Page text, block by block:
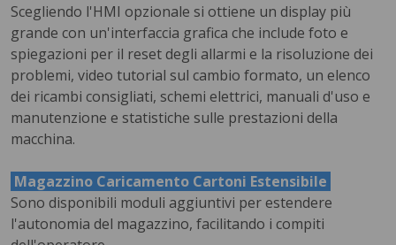
Scegliendo l'HMI opzionale si ottiene un display più
grande con un'interfaccia grafica che include foto e
spiegazioni per il reset degli allarmi e la risoluzione dei
problemi, video tutorial sul cambio formato, un elenco
dei ricambi consigliati, schemi elettrici, manuali d'uso e
manutenzione e statistiche sulle prestazioni della
macchina.
Magazzino Caricamento Cartoni Estensibile
Sono disponibili moduli aggiuntivi per estendere
l'autonomia del magazzino, facilitando i compiti